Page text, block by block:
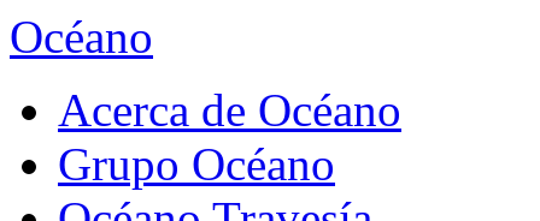
Océano
Acerca de Océano
Grupo Océano